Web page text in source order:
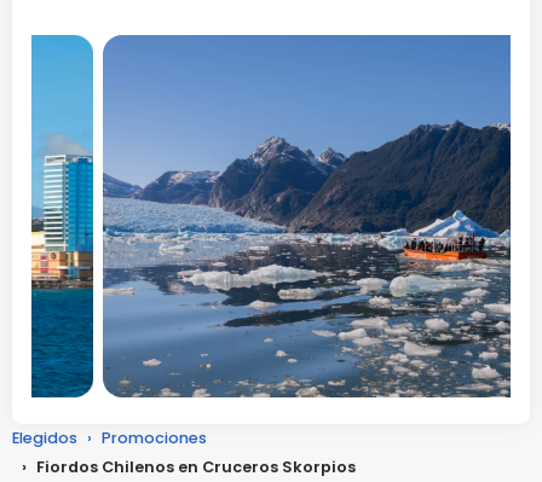
Elegidos › Promociones
› Fiordos Chilenos en Cruceros Skorpios